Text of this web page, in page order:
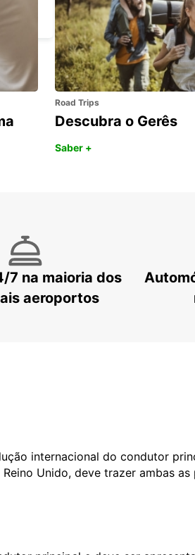
NAXOS - GREECE
Road Trips
Descubra o Gerês
Saber +
7 na maioria dos
aeroportos
internacional do condutor
Unido, deve trazer ambas as